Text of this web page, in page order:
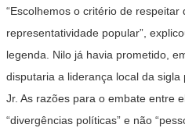
“Escolhemos o critério de
representatividade popular”,
legenda. Nilo já havia prometido,
disputaria a liderança local da sigla
Jr. As razões para o embate entre
“divergências políticas” e não